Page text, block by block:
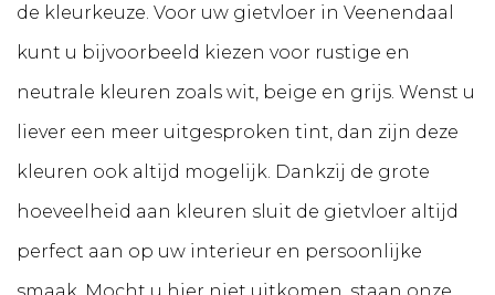
de kleurkeuze. Voor uw gietvloer in Veenendaal
kunt u bijvoorbeeld kiezen voor rustige en
neutrale kleuren zoals wit, beige en grijs. Wenst u
liever een meer uitgesproken tint, dan zijn deze
kleuren ook altijd mogelijk. Dankzij de grote
hoeveelheid aan kleuren sluit de gietvloer altijd
perfect aan op uw interieur en persoonlijke